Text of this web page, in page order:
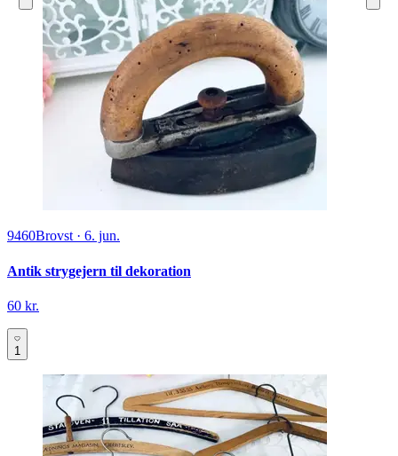
9460Brovst· 6. jun.
Antik strygejern til dekoration
60 kr.
1